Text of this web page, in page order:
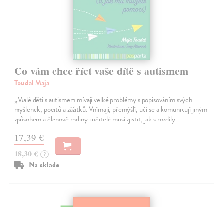
Co vám chce říct vaše dítě s autismem
Toudal Maja
„Malé děti s autismem mívají velké problémy s popisováním svých
myšlenek, pocitů a zážitků. Vnímají, přemýšlí, učí se a komunikují jiným
způsobem a členové rodiny i učitelé musí zjistit, jak s rozdíly…
17,39 €
18,30 € ?
Na sklade